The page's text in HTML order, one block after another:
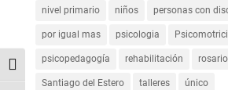
Alternar alto contraste
nivel primario niños personas con
por igual mas psicologia
psicopedagogía rehabilitación rosario
Santiago del Estero talleres único